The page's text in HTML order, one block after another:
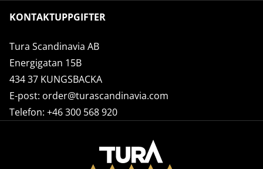
KONTAKTUPPGIFTER
Tura Scandinavia AB
Energigatan 15B
434 37 KUNGSBACKA
E-post: order@turascandinavia.com
Telefon: +46 300 568 920